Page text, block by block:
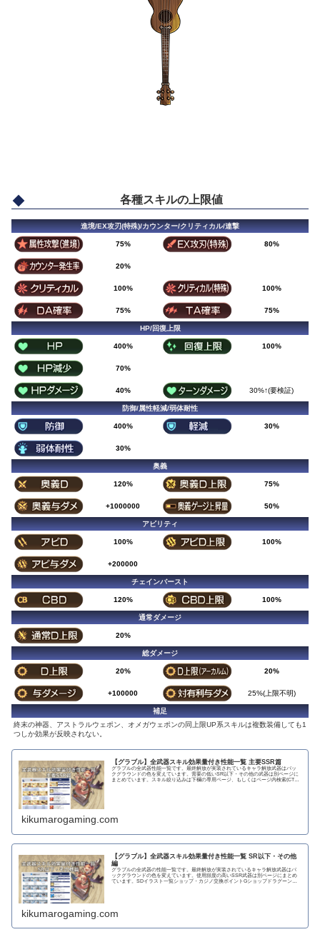
各種スキルの上限値
進境/EX攻刃(特殊)/カウンター/クリティカル/連撃
75% 80%
20%
100% 100%
75% 75%
HP/回復上限
400% 100%
70%
40% 30%↑(要検証)
防御/属性軽減/弱体耐性
400% 30%
30%
奥義
120% 75%
+1000000 50%
アビリティ
100% 100%
+200000
チェインバースト
120% 100%
通常ダメージ
20%
総ダメージ
20% 20%
+100000 25%(上限不明)
補足
終末の神器、アストラルウェポン、オメガウェポンの同上限UP系スキルは複数装備しても1
つしか効果が反映されない。
【グラブル】全武器スキル効果量付き性能一覧 主要SSR篇
グラブルの全武器性能一覧です。最終解放が実装されているキャラ解放武器はバッ
クグラウンドの色を変えています。需要の低いSR以下・その他の武器は別ページに
まとめています。スキル絞り込みは下欄の専用ページ、もしくはページ内検索(CTRL
kikumarogaming.com
【グラブル】全武器スキル効果量付き性能一覧 SR以下・その他
編
グラブルの全武器の性能一覧です。最終解放が実装されているキャラ解放武器はバ
ックグラウンドの色を変えています。使用頻度の高いSSR武器は別ページにまとめ
ています。SDイラスト一覧ショップ・カジノ交換ポイントGショップドラグーンラ
kikumarogaming.com